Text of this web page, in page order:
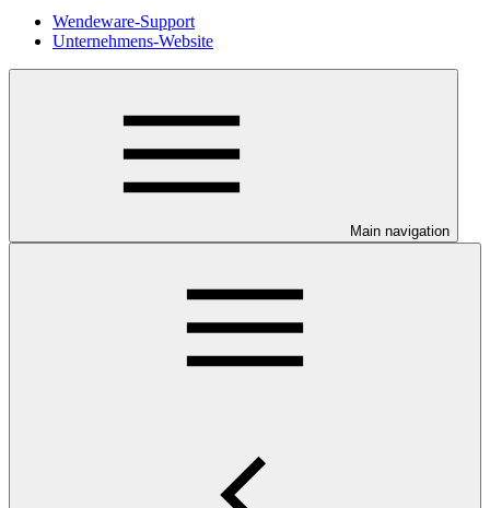
Wendeware-Support
Unternehmens-Website
Main navigation